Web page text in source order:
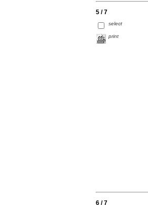
5 / 7
select
print
6 / 7